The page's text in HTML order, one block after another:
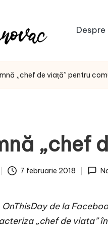
„chef de viață” pentru
„chef
7 februarie 2018
de la
„chef de viata”